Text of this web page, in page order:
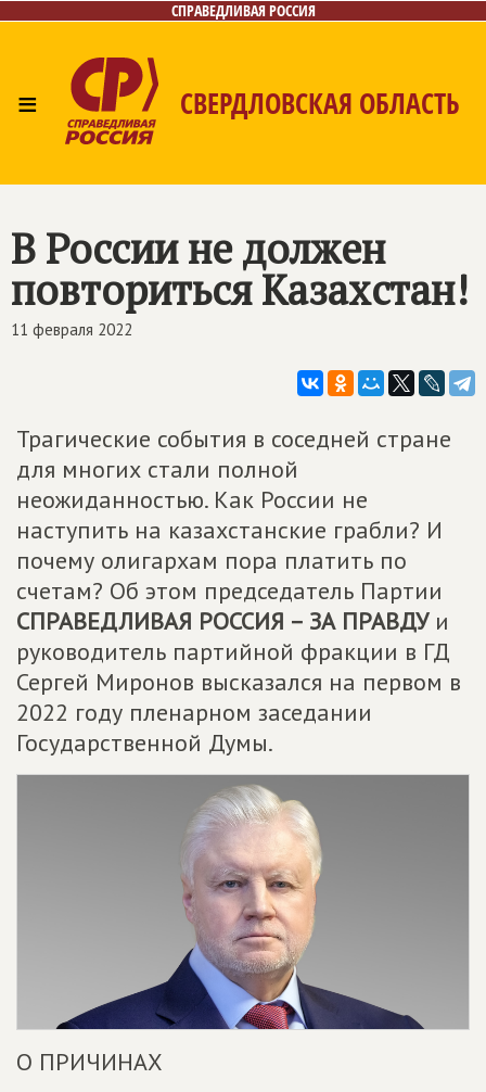
СПРАВЕДЛИВАЯ РОССИЯ
≡ СВЕРДЛОВСКАЯ ОБЛАСТЬ
В России не должен
повториться Казахстан!
11 февраля 2022
Трагические события в соседней стране
для многих стали полной
неожиданностью. Как России не
наступить на казахстанские грабли? И
почему олигархам пора платить по
счетам? Об этом председатель Партии
СПРАВЕДЛИВАЯ РОССИЯ – ЗА ПРАВДУи
руководитель партийной фракции в ГД
Сергей Миронов высказался на первом в
2022 году пленарном заседании
Государственной Думы.
О ПРИЧИНАХ